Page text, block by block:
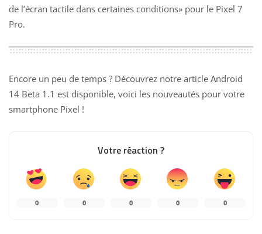
de l’écran tactile dans certaines conditions» pour le Pixel 7
Pro.
Encore un peu de temps ? Découvrez notre article Android
14 Beta 1.1 est disponible, voici les nouveautés pour votre
smartphone Pixel !
Votre réaction ?
0 0 0 0 0